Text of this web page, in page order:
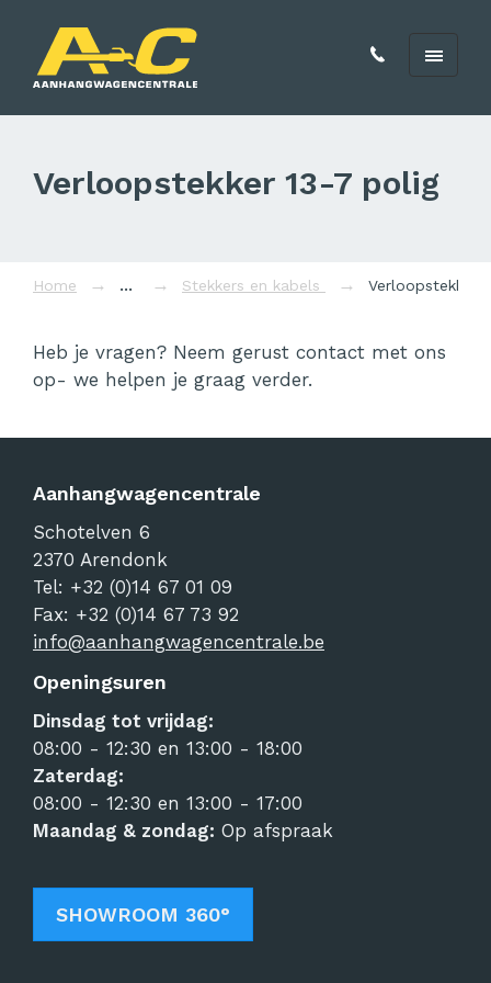
Verloopstekker 13-7 polig
Home Stekkers en kabels Verloopstekker
Heb je vragen? Neem gerust contact met ons
op- we helpen je graag verder.
Aanhangwagencentrale
Schotelven 6
2370 Arendonk
Tel: +32 (0)14 67 01 09
Fax: +32 (0)14 67 73 92
info@aanhangwagencentrale.be
Openingsuren
Dinsdag tot vrijdag:
08:00 - 12:30 en 13:00 - 18:00
Zaterdag:
08:00 - 12:30 en 13:00 - 17:00
Maandag & zondag: Op afspraak
SHOWROOM 360°